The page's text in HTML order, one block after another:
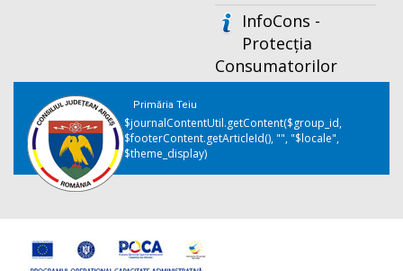
InfoCons -
Protecția
Consumatorilor
Primăria Teiu
$journalContentUtil.getContent($group_id,
$footerContent.getArticleId(), "", "$locale",
$theme_display)